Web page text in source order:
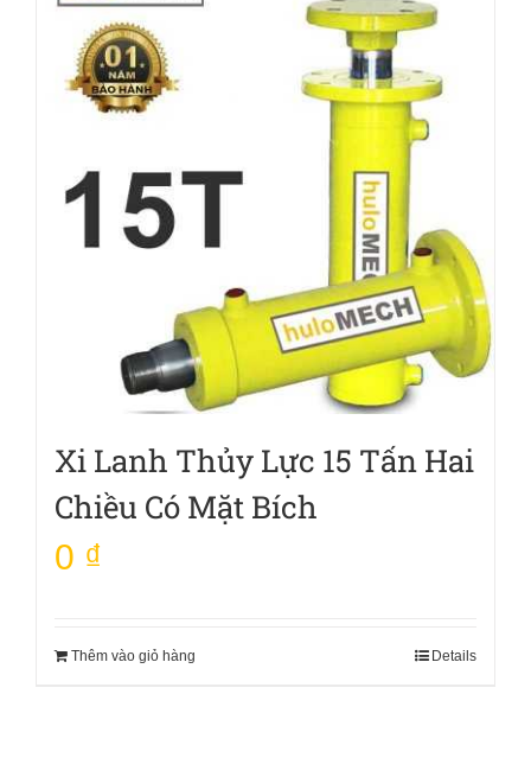
Xi Lanh Thủy Lực 15 Tấn Hai
Chiều Có Mặt Bích
0 ₫
Thêm vào giỏ hàng Details